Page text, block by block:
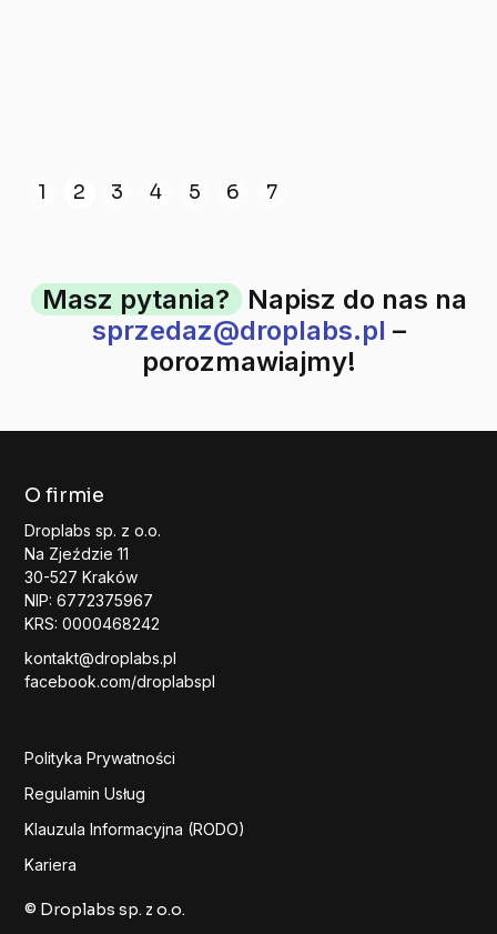
1 2 3 4 5 6 7
Masz pytania?
Napisz do nas na
sprzedaz@droplabs.pl –
porozmawiajmy!
O firmie
Droplabs sp. z o.o.
Na Zjeździe 11
30-527 Kraków
NIP: 6772375967
KRS: 0000468242
kontakt@droplabs.pl
facebook.com/droplabspl
© Droplabs sp. z o.o.
Polityka Prywatności
Regulamin Usług
Klauzula Informacyjna (RODO)
Kariera